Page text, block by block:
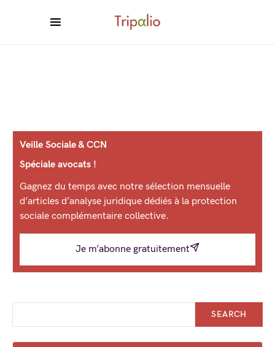
Veille Sociale & CCN
Spéciale avocats !
Gagnez du temps avec notre sélection mensuelle
d’articles d’analyse juridique dédiés à la protection
sociale complémentaire collective.
Je m’abonne gratuitement
SEARCH